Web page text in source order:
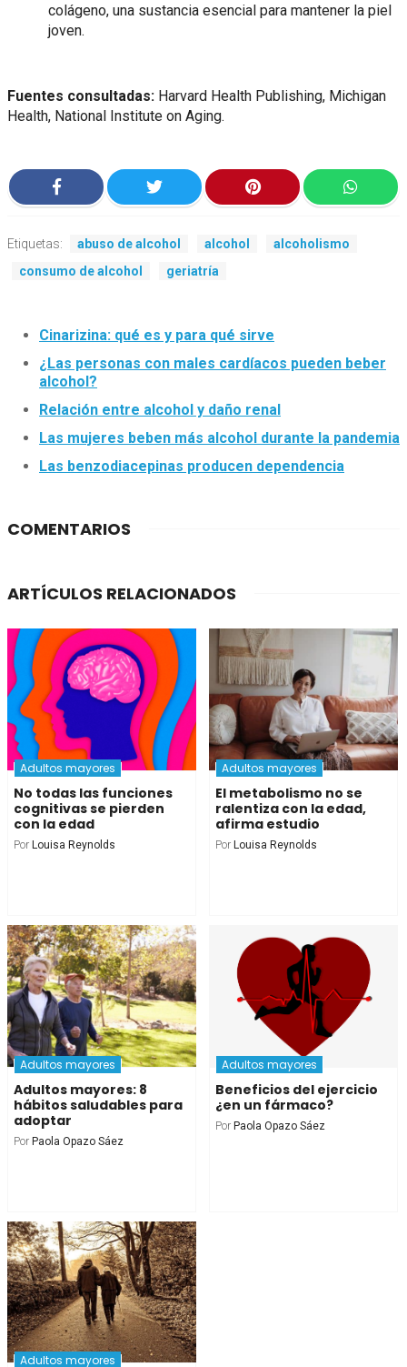
colágeno, una sustancia esencial para mantener la piel
joven.
Fuentes consultadas: Harvard Health Publishing, Michigan
Health, National Institute on Aging.
Etiquetas: abuso de alcohol alcohol
alcoholismo
consumo de alcohol
geriatría
Cinarizina: qué es y para qué sirve
¿Las personas con males cardíacos pueden beber
alcohol?
Relación entre alcohol y daño renal
Las mujeres beben más alcohol durante la pandemia
Las benzodiacepinas producen dependencia
COMENTARIOS
ARTÍCULOS RELACIONADOS
Adultos mayores
No todas las funciones
cognitivas se pierden
con la edad
Por Louisa Reynolds
Adultos mayores
El metabolismo no se
ralentiza con la edad,
afirma estudio
Por Louisa Reynolds
Adultos mayores
Adultos mayores: 8
hábitos saludables para
adoptar
Por Paola Opazo Sáez
Adultos mayores
Beneficios del ejercicio
¿en un fármaco?
Por Paola Opazo Sáez
Adultos mayores